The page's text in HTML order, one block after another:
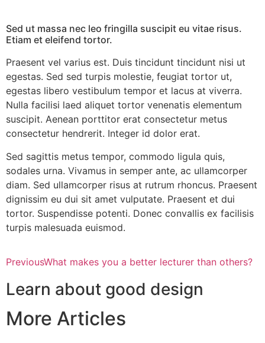
Sed ut massa nec leo fringilla suscipit eu vitae risus.
Etiam et eleifend tortor.
Praesent vel varius est. Duis tincidunt tincidunt nisi ut
egestas. Sed sed turpis molestie, feugiat tortor ut,
egestas libero vestibulum tempor et lacus at viverra.
Nulla facilisi laed aliquet tortor venenatis elementum
suscipit. Aenean porttitor erat consectetur metus
consectetur hendrerit. Integer id dolor erat.
Sed sagittis metus tempor, commodo ligula quis,
sodales urna. Vivamus in semper ante, ac ullamcorper
diam. Sed ullamcorper risus at rutrum rhoncus. Praesent
dignissim eu dui sit amet vulputate. Praesent et dui
tortor. Suspendisse potenti. Donec convallis ex facilisis
turpis malesuada euismod.
PreviousWhat makes you a better lecturer than others?
Learn about good design
More Articles